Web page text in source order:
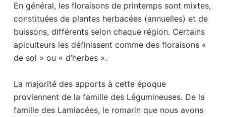
En général, les floraisons de printemps sont mixtes,
constituées de plantes herbacées (annuelles) et de
buissons, différents selon chaque région. Certains
apiculteurs les définissent comme des floraisons «
de sol » ou « d’herbes ».
La majorité des apports à cette époque
proviennent de la famille des Légumineuses. De la
famille des Lamiacées, le romarin que nous avons